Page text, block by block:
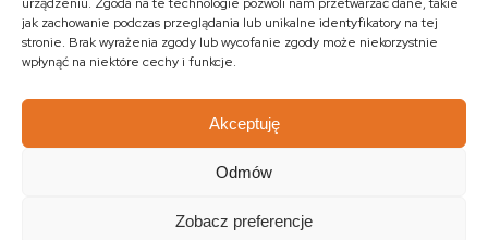
jak zachowanie podczas przeglądania lub unikalne identyfikatory na tej
stronie. Brak wyrażenia zgody lub wycofanie zgody może niekorzystnie
wpłynąć na niektóre cechy i funkcje.
Akceptuję
Odmów
Zobacz preferencje
Parawany kolonialne Półki kolonialne Regały kolonialne
Stojaki na CD Stoliki kawowe Stoliki nocne
MEBLE ŚWIATA
KULIKOWSKI-IT.pl Strony internetowe Szczecin